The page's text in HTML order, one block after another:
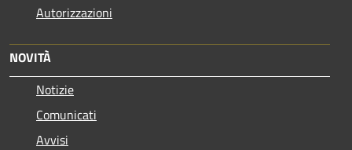
Autorizzazioni
NOVITÀ
Notizie
Comunicati
Avvisi